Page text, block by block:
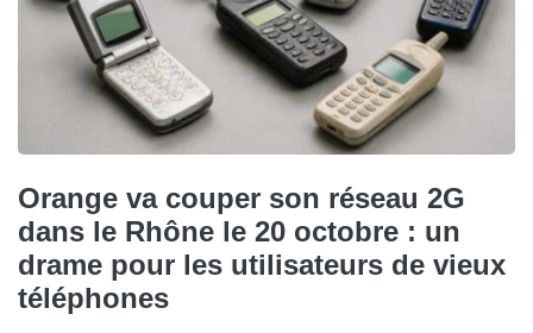
Orange va couper son réseau 2G
dans le Rhône le 20 octobre : un
drame pour les utilisateurs de vieux
téléphones